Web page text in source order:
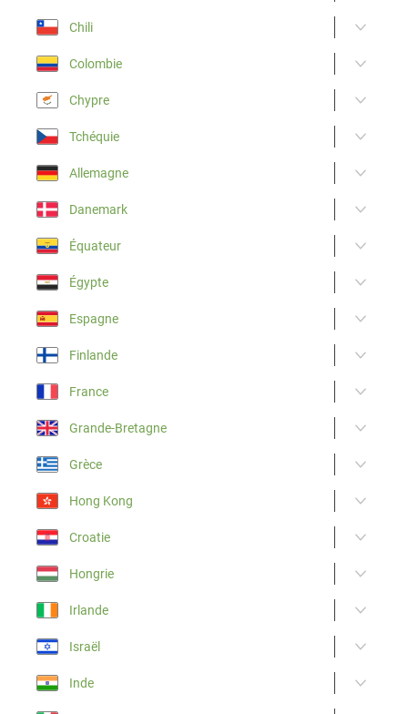
Chili
Colombie
Chypre
Tchéquie
Allemagne
Danemark
Équateur
Égypte
Espagne
Finlande
France
Grande-Bretagne
Grèce
Hong Kong
Croatie
Hongrie
Irlande
Israël
Inde